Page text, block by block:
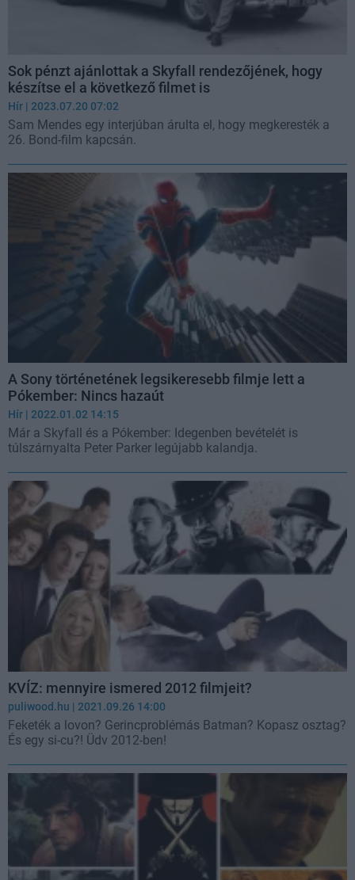
Sok pénzt ajánlottak a Skyfall rendezőjének, hogy
készítse el a következő filmet is
Hír | 2023.07.20 07:02
Sam Mendes egy interjúban árulta el, hogy megkeresték a
26. Bond-film kapcsán.
A Sony történetének legsikeresebb filmje lett a
Pókember: Nincs hazaút
Hír | 2022.01.02 14:15
Már a Skyfall és a Pókember: Idegenben bevételét is
túlszárnyalta Peter Parker legújabb kalandja.
KVÍZ: mennyire ismered 2012 filmjeit?
puliwood.hu | 2021.09.26 14:00
Feketék a lovon? Gerincproblémás Batman? Kopasz osztag?
És egy si-cu?! Üdv 2012-ben!